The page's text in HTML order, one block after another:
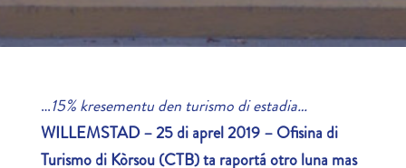
…15% kresementu den turismo di estadia…
WILLEMSTAD – 25 di aprel 2019 – Ofisina di
Turismo di Kòrsou (CTB) ta raportá otro luna mas